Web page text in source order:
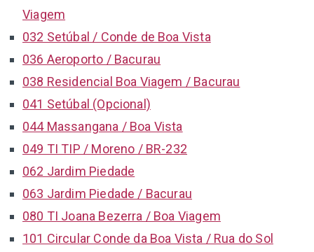
Viagem
032 Setúbal / Conde de Boa Vista
036 Aeroporto / Bacurau
038 Residencial Boa Viagem / Bacurau
041 Setúbal (Opcional)
044 Massangana / Boa Vista
049 TI TIP / Moreno / BR-232
062 Jardim Piedade
063 Jardim Piedade / Bacurau
080 TI Joana Bezerra / Boa Viagem
101 Circular Conde da Boa Vista / Rua do Sol